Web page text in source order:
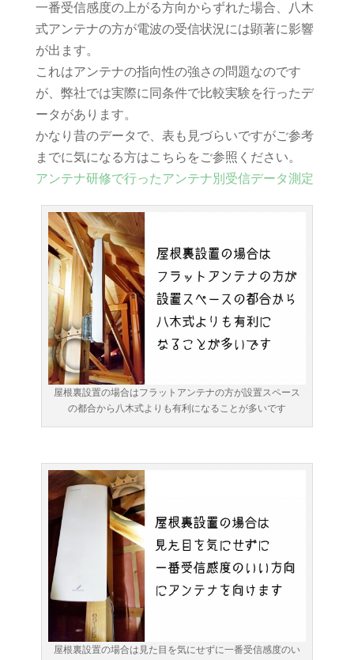
一番受信感度の上がる方向からずれた場合、八木
式アンテナの方が電波の受信状況には顕著に影響
が出ます。
これはアンテナの指向性の強さの問題なのです
が、弊社では実際に同条件で比較実験を行ったデ
ータがあります。
かなり昔のデータで、表も見づらいですがご参考
までに気になる方はこちらをご参照ください。
アンテナ研修で行ったアンテナ別受信データ測定
屋根裏設置の場合はフラットアンテナの方が設置スペース
の都合から八木式よりも有利になることが多いです
屋根裏設置の場合は見た目を気にせずに一番受信感度のい